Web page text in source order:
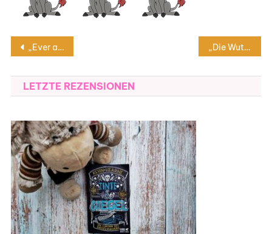
Beitragsnavigation
„Ever and After – Der schlafende Prinz“ von Stella Tack „Die Wut die bleibt“ von Mareike Fallwickl
LETZTE REZENSIONEN